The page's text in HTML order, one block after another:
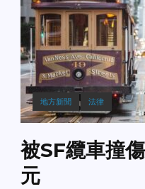
地方新聞 法律
被SF纜車撞
元